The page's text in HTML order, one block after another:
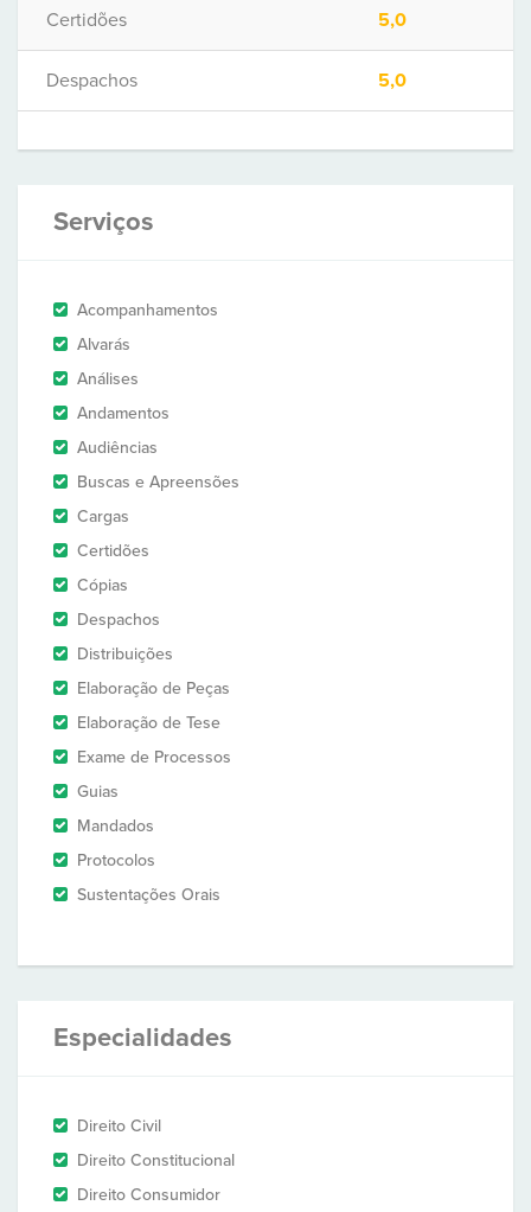
Certidões 5,0
Despachos 5,0
Serviços
Acompanhamentos
Alvarás
Análises
Andamentos
Audiências
Buscas e Apreensões
Cargas
Certidões
Cópias
Despachos
Distribuições
Elaboração de Peças
Elaboração de Tese
Exame de Processos
Guias
Mandados
Protocolos
Sustentações Orais
Especialidades
Direito Civil
Direito Constitucional
Direito Consumidor